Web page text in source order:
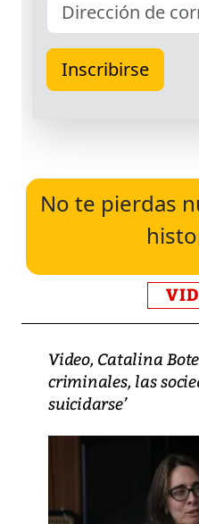
No te pierdas
Video, Catalina
criminales, las
suicidarse’